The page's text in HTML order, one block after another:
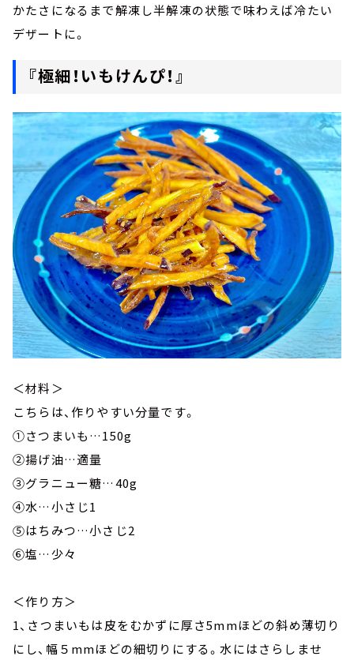
かたさになるまで解凍し半解凍の状態で味わえば冷たい
デザートに。
『極細！いもけんぴ！』
＜材料＞
こちらは、作りやすい分量です。
①さつまいも…150g
②揚げ油…適量
③グラニュー糖…40g
④水…小さじ1
⑤はちみつ…小さじ2
⑥塩…少々
＜作り方＞
1、さつまいもは皮をむかずに厚さ5mmほどの斜め薄切り
にし、幅５mmほどの細切りにする。水にはさらしませ